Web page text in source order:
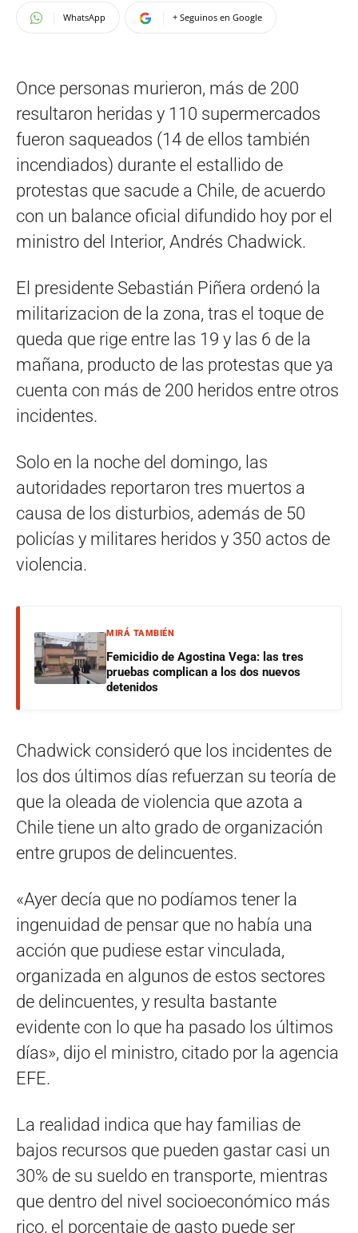
WhatsApp + Seguinos en Google
Once personas murieron, más de 200
resultaron heridas y 110 supermercados
fueron saqueados (14 de ellos también
incendiados) durante el estallido de
protestas que sacude a Chile, de acuerdo
con un balance oficial difundido hoy por el
ministro del Interior, Andrés Chadwick.
El presidente Sebastián Piñera ordenó la
militarizacion de la zona, tras el toque de
queda que rige entre las 19 y las 6 de la
mañana, producto de las protestas que ya
cuenta con más de 200 heridos entre otros
incidentes.
Solo en la noche del domingo, las
autoridades reportaron tres muertos a
causa de los disturbios, además de 50
policías y militares heridos y 350 actos de
violencia.
MIRÁ TAMBIÉN
Femicidio de Agostina Vega: las tres
pruebas complican a los dos nuevos
detenidos
Chadwick consideró que los incidentes de
los dos últimos días refuerzan su teoría de
que la oleada de violencia que azota a
Chile tiene un alto grado de organización
entre grupos de delincuentes.
«Ayer decía que no podíamos tener la
ingenuidad de pensar que no había una
acción que pudiese estar vinculada,
organizada en algunos de estos sectores
de delincuentes, y resulta bastante
evidente con lo que ha pasado los últimos
días», dijo el ministro, citado por la agencia
EFE.
La realidad indica que hay familias de
bajos recursos que pueden gastar casi un
30% de su sueldo en transporte, mientras
que dentro del nivel socioeconómico más
rico, el porcentaje de gasto puede ser